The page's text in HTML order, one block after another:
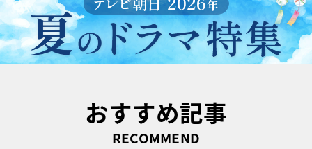
おすすめ記事
RECOMMEND